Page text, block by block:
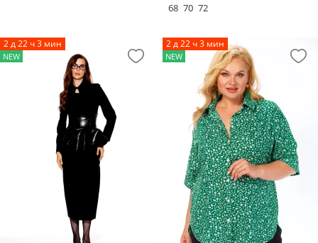
68 70 72
2 д 22 ч 3 мин
NEW
2 д 22 ч 3 мин
NEW